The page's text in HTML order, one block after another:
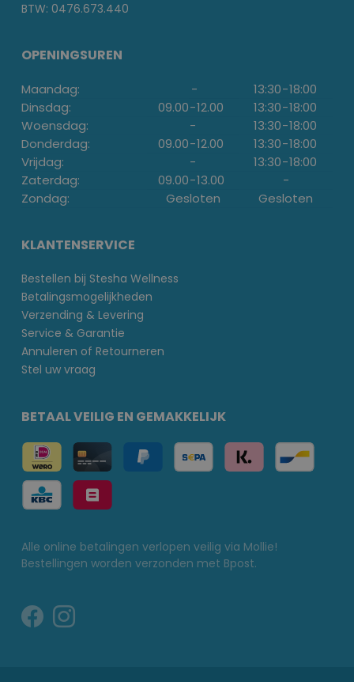
BTW: 0476.673.440
OPENINGSUREN
Maandag: - 13:30-18:00
Dinsdag:
09.00-12.00 13:30-18:00
Woensdag:
- 13:30-18:00
Donderdag:
09.00-12.00 13:30-18:00
Vrijdag:
- 13:30-18:00
Zaterdag:
09.00-13.00
-
Zondag:
Gesloten Gesloten
KLANTENSERVICE
Bestellen bij Stesha Wellness
Betalingsmogelijkheden
Verzending & Levering
Service & Garantie
Annuleren of Retourneren
Stel uw vraag
BETAAL VEILIG EN GEMAKKELIJK
Alle online betalingen verlopen veilig via Mollie!
Bestellingen worden verzonden met Bpost.